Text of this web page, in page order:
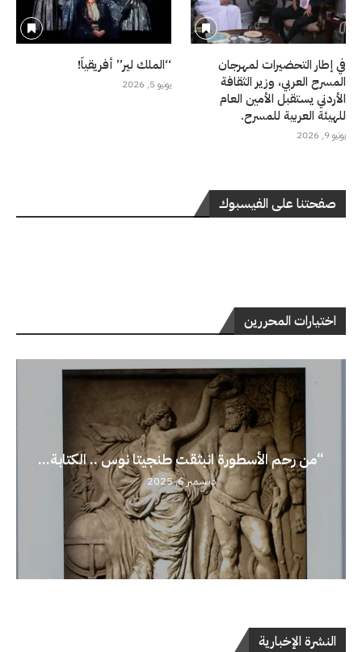
في إطار التحضيرات لمهرجان
المسرح العربي، وزير الثقافة
الأردني يستقبل الأمين العام
للهيئة العربية للمسرح.
يونيو 9, 2026
“الملك لير” أفريقياً!
يونيو 5, 2026
صفحتنا على الفيسبوك
اختيارات المحررين
“من رحم الأسطورة انبثقت طنجيتا نوس .. الكتابة...
ديسمبر 6, 2025
النشرة الإخبارية